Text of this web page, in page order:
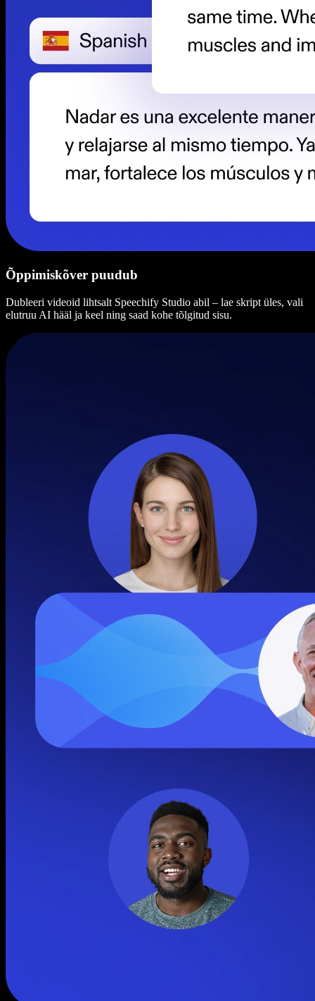
Õppimiskõver puudub
Dubleeri videoid lihtsalt Speechify Studio abil – lae skript üles, vali
elutruu AI hääl ja keel ning saad kohe tõlgitud sisu.